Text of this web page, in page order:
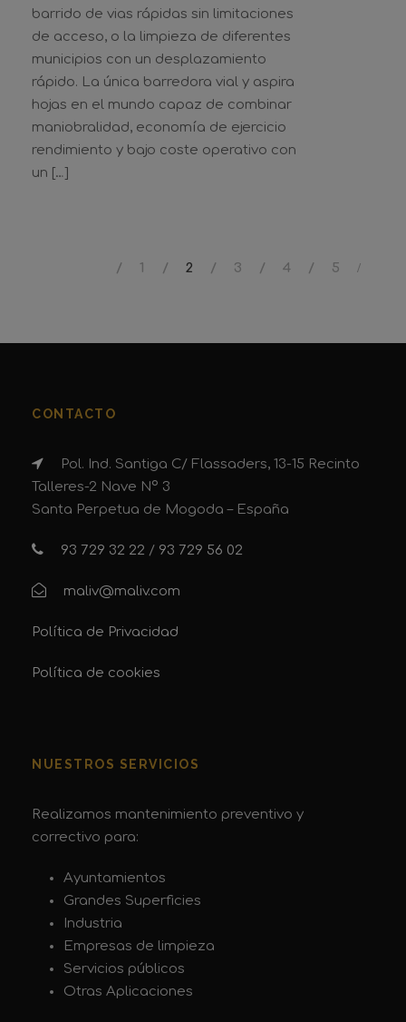
barrido de vias rápidas sin limitaciones
de acceso, o la limpieza de diferentes
municipios con un desplazamiento
rápido. La única barredora vial y aspira
hojas en el mundo capaz de combinar
maniobralidad, economía de ejercicio
rendimiento y bajo coste operativo con
un […]
1 2 3 4 5
CONTACTO
Pol. Ind. Santiga C/ Flassaders, 13-15 Recinto
Talleres-2 Nave Nº 3
Santa Perpetua de Mogoda – España
93 729 32 22 / 93 729 56 02
maliv@maliv.com
Política de Privacidad
Política de cookies
NUESTROS SERVICIOS
Realizamos mantenimiento preventivo y
correctivo para:
Ayuntamientos
Grandes Superficies
Industria
Empresas de limpieza
Servicios públicos
Otras Aplicaciones